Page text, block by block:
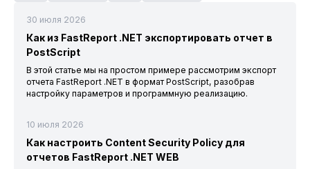
30 июля 2026
Как из FastReport .NET экспортировать отчет в
PostScript
В этой статье мы на простом примере рассмотрим экспорт
отчета FastReport .NET в формат PostScript, разобрав
настройку параметров и программную реализацию.
10 июля 2026
Как настроить Content Security Policy для
отчетов FastReport .NET WEB